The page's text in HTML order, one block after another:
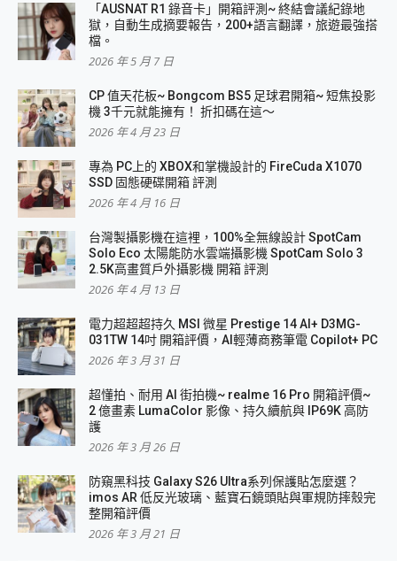
「AUSNAT R1 錄音卡」開箱評測~ 終結會議紀錄地
獄，自動生成摘要報告，200+語言翻譯，旅遊最強搭
檔。
2026 年 5 月 7 日
CP 值天花板~ Bongcom BS5 足球君開箱~ 短焦投影
機 3千元就能擁有！ 折扣碼在這～
2026 年 4 月 23 日
專為 PC上的 XBOX和掌機設計的 FireCuda X1070
SSD 固態硬碟開箱 評測
2026 年 4 月 16 日
台灣製攝影機在這裡，100%全無線設計 SpotCam
Solo Eco 太陽能防水雲端攝影機 SpotCam Solo 3
2.5K高畫質戶外攝影機 開箱 評測
2026 年 4 月 13 日
電力超超超持久 MSI 微星 Prestige 14 AI+ D3MG-
031TW 14吋 開箱評價，AI輕薄商務筆電 Copilot+ PC
2026 年 3 月 31 日
超懂拍、耐用 AI 街拍機~ realme 16 Pro 開箱評價~
2 億畫素 LumaColor 影像、持久續航與 IP69K 高防
護
2026 年 3 月 26 日
防窺黑科技 Galaxy S26 Ultra系列保護貼怎麼選？
imos AR 低反光玻璃、藍寶石鏡頭貼與軍規防摔殼完
整開箱評價
2026 年 3 月 21 日